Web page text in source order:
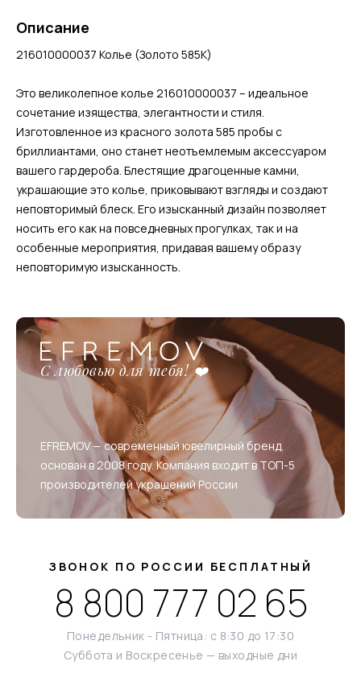
Описание
216010000037 Колье (Золото 585К)
Это великолепное колье 216010000037 – идеальное
сочетание изящества, элегантности и стиля.
Изготовленное из красного золота 585 пробы с
бриллиантами, оно станет неотъемлемым аксессуаром
вашего гардероба. Блестящие драгоценные камни,
украшающие это колье, приковывают взгляды и создают
неповторимый блеск. Его изысканный дизайн позволяет
носить его как на повседневных прогулках, так и на
особенные мероприятия, придавая вашему образу
неповторимую изысканность.
С любовью для тебя! ❤️
EFREMOV — современный ювелирный бренд,
основан в 2008 году. Компания входит в ТОП-5
производителей украшений России
ЗВОНОК ПО РОССИИ БЕСПЛАТНЫЙ
8 800 777 02 65
Понедельник - Пятница: с 8:30 до 17:30
Суббота и Воскресенье — выходные дни